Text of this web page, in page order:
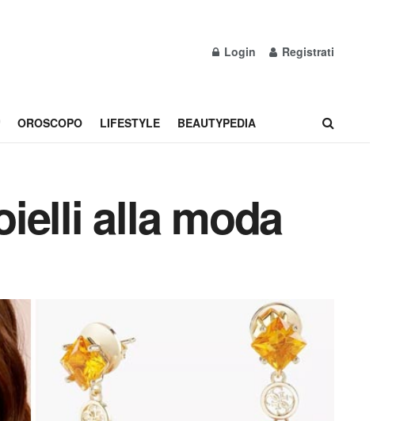
Login Registrati
OROSCOPO LIFESTYLE BEAUTYPEDIA
alla moda